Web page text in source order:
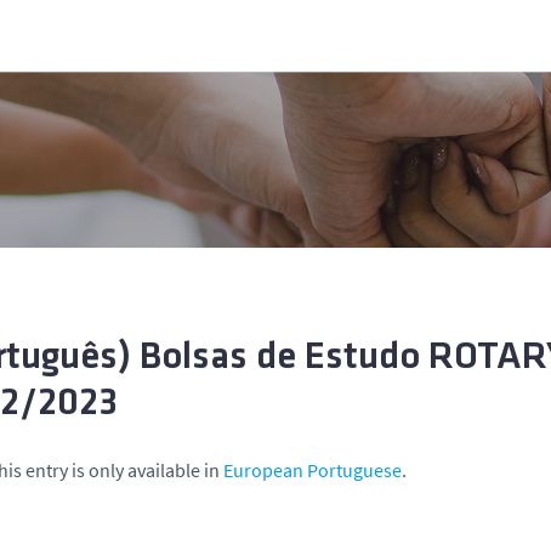
Bolsas de Estudo
2023
entry is only available in European Portuguese.